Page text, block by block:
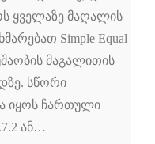
ყველაზე მაღალის
Simple Equal
მაგალითის
სწორი
იყოს ჩართული
ან…